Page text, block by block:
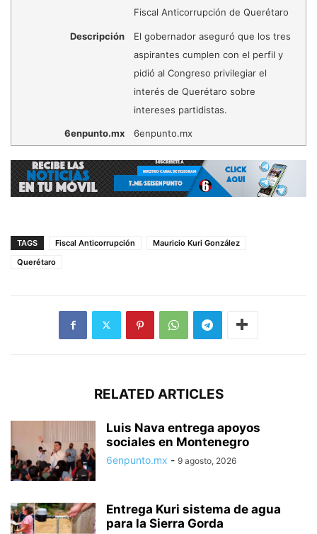
Fiscal Anticorrupción de Querétaro
Descripción
El gobernador aseguró que los tres
aspirantes cumplen con el perfil y
pidió al Congreso privilegiar el
interés de Querétaro sobre
intereses partidistas.
6enpunto.mx 6enpunto.mx
TAGS Fiscal Anticorrupción
Mauricio Kuri González
Querétaro
RELATED ARTICLES
Luis Nava entrega apoyos
sociales en Montenegro
6enpunto.mx - 9 agosto, 2026
Entrega Kuri sistema de agua
para la Sierra Gorda